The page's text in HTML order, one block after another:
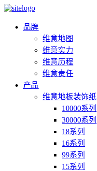
品牌
维意地图
维意实力
维意历程
维意责任
产品
维意地板装饰纸
10000系列
30000系列
18系列
16系列
99系列
15系列